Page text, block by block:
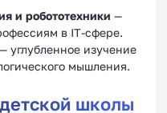
и робототехники —
в IT-сфере.
— углубленное изучение
мышления.
школы